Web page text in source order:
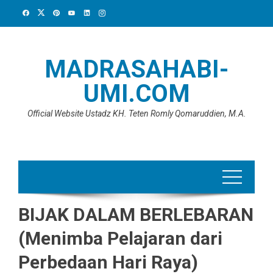
MADRASAHABI-
UMI.COM
Official Website Ustadz KH. Teten Romly Qomaruddien, M.A.
BIJAK DALAM BERLEBARAN
(Menimba Pelajaran dari
Perbedaan Hari Raya)